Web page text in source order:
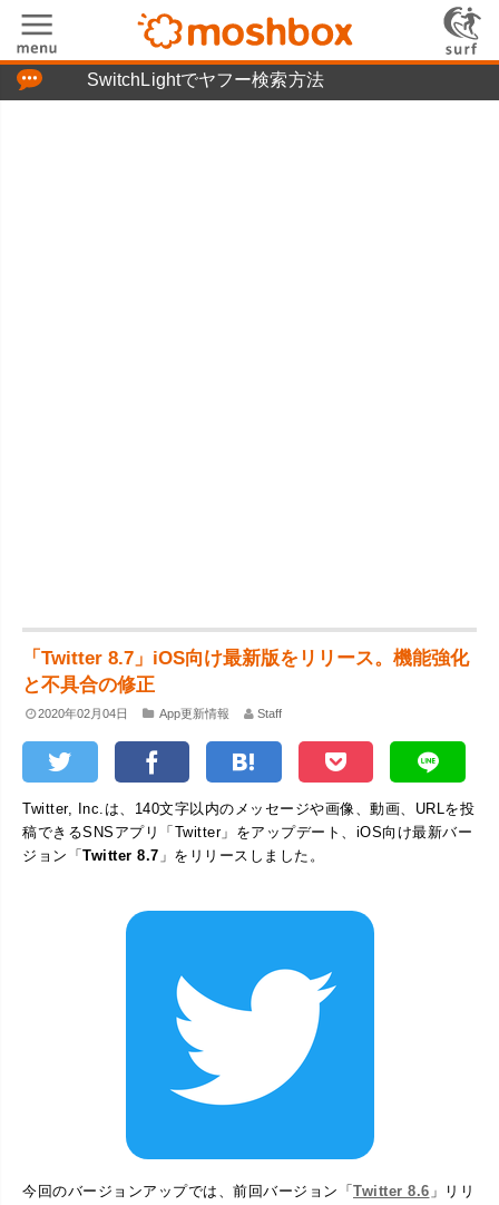
SwitchLightでヤフー検索方法
「Twitter 8.7」iOS向け最新版をリリース。機能強化
と不具合の修正
2020年02月04日 App更新情報 Staff
Twitter, Inc.は、140文字以内のメッセージや画像、動画、URLを投
稿できるSNSアプリ「Twitter」をアップデート、iOS向け最新バー
ジョン「Twitter 8.7 」をリリースしました。
今回のバージョンアップでは、前回バージョン「Twitter 8.6 」リリ
「つぶやき」の使い方